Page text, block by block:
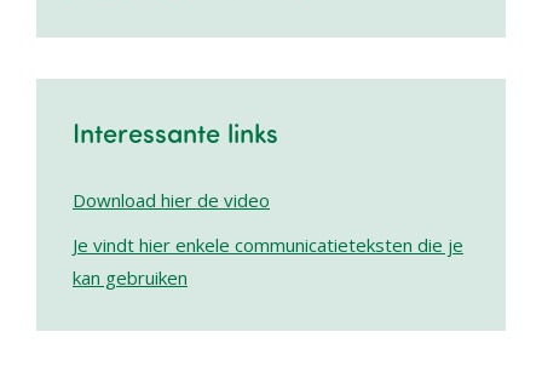
Interessante links
Download hier de video
Je vindt hier enkele communicatieteksten die je
kan gebruiken